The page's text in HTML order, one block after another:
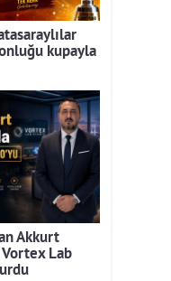
kupayla
Akkurt
Vortex Lab